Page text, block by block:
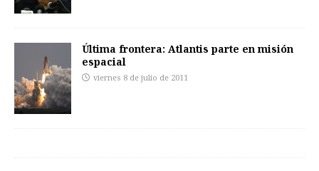
Última frontera: Atlantis parte en misión
espacial
viernes 8 de julio de 2011